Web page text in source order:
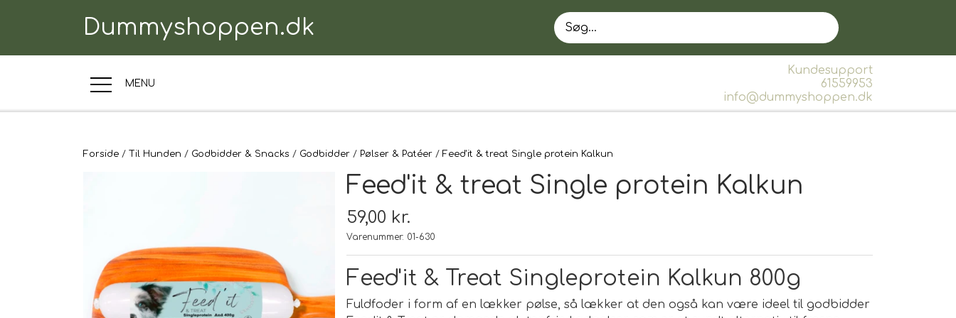
Dummyshoppen.dk
MENU
Kundesupport
61559953
info@dummyshoppen.dk
TRÆNINGSUDSTYR
TIL HUNDEFØREREN
Forside Til Hunden Godbidder & Snacks Godbidder Pølser & Patéer Feed'it & treat Single protein Kalkun
Feed'it & treat Single protein Kalkun
59,00 kr.
Varenummer: 01-630
Feed'it & Treat Singleprotein Kalkun 800g
Fuldfoder i form af en lækker pølse, så lækker at den også kan være ideel til godbidder